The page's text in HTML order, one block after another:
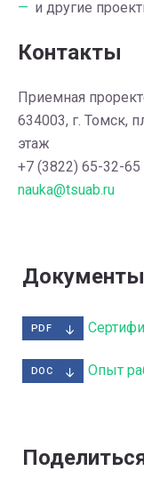
и другие
Контакты
Приемная
634003, г. Томск,
этаж
+7 (3822) 65-32-65
nauka@tsuab.ru
Документы
PDF
DOC Опыт